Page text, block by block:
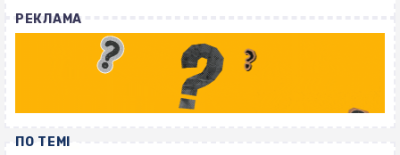
РЕКЛАМА
ПО ТЕМІ